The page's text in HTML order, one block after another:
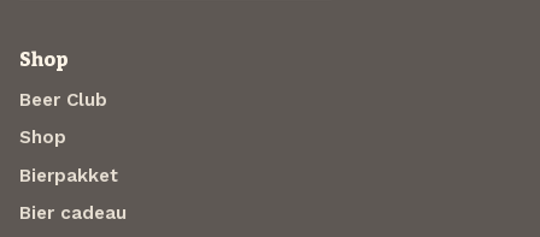
Shop
Beer Club
Shop
Bierpakket
Bier cadeau